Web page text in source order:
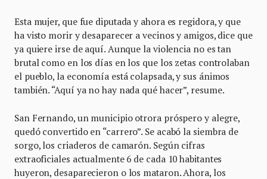
Esta mujer, que fue diputada y ahora es regidora, y que
ha visto morir y desaparecer a vecinos y amigos, dice que
ya quiere irse de aquí. Aunque la violencia no es tan
brutal como en los días en los que los zetas controlaban
el pueblo, la economía está colapsada, y sus ánimos
también. “Aquí ya no hay nada qué hacer”, resume.
San Fernando, un municipio otrora próspero y alegre,
quedó convertido en “carrero”. Se acabó la siembra de
sorgo, los criaderos de camarón. Según cifras
extraoficiales actualmente 6 de cada 10 habitantes
huyeron, desaparecieron o los mataron. Ahora, los